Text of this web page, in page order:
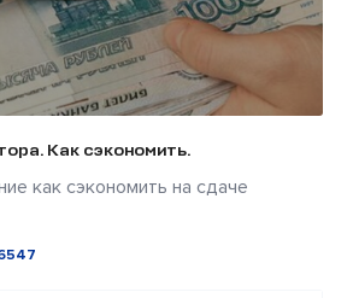
Как сэкономить.
как сэкономить на сдаче